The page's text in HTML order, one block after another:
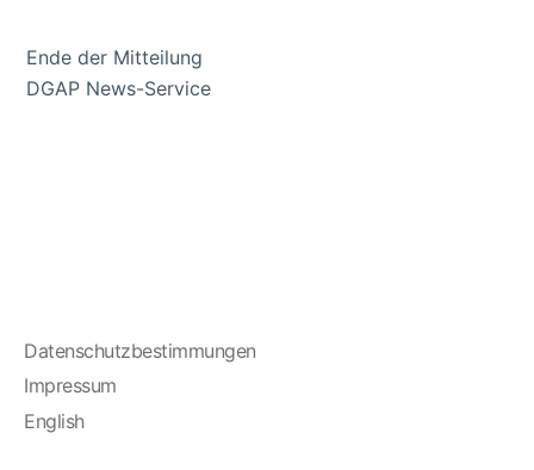
Ende der Mitteilung
DGAP News-Service
Datenschutzbestimmungen
Impressum
English